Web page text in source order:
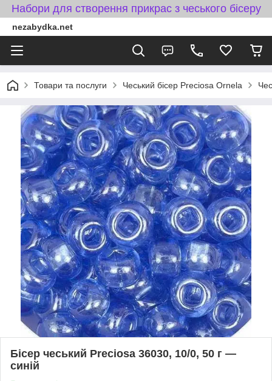
Набори для створення прикрас з чеського бісеру
nezabydka.net
Товари та послуги Чеський бісер Preciosa Ornela
Бісер чеський Preciosa 36030, 10/0, 50 г —
синій